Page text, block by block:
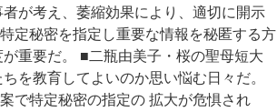
が考え、萎縮効果により、適切に開示
定秘密を指定し重要な情報を秘匿する方
重要だ。 ■二瓶由美子・桜の聖母短大
を教育してよいのか思い悩む日々だ。
で特定秘密の指定の 拡大が危惧され